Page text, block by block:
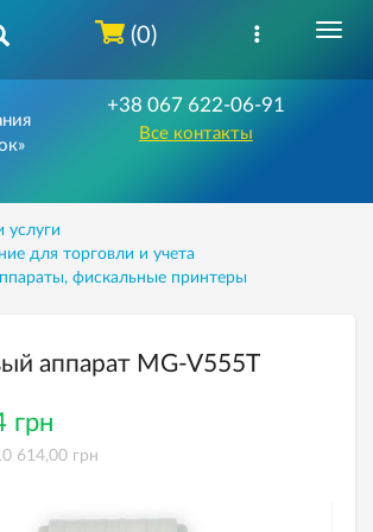
+38 067 622-06-91
Все контакты
(0)
услуги
для торговли и учета
фискальные принтеры
аппарат MG-V555T
грн
614,00 грн